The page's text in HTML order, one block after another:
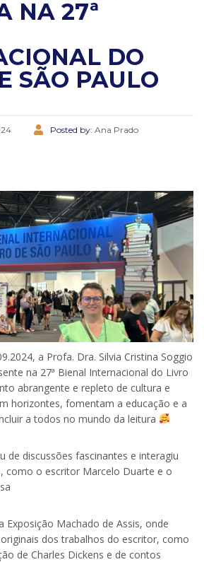
NA 27ª
DO
SÃO PAULO
Posted by: Ana Prado
a Profa. Dra. Silvia Cristina Soggio
na 27ª Bienal Internacional do Livro
abrangente e repleto de cultura e
horizontes, fomentam a educação e a
a todos no mundo da leitura
de discussões fascinantes e interagiu
como o escritor Marcelo Duarte e o
Exposição Machado de Assis, onde
dos trabalhos do escritor, como
de Charles Dickens e de contos